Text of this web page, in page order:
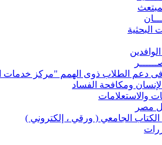
البحثية
فى دعم الطلاب ذوى الهمم "مركز خدمات
ومكافحة الفساد
والاستعلامات
مصر
الكتاب الجامعي ( ورقي ، إلكتروني )